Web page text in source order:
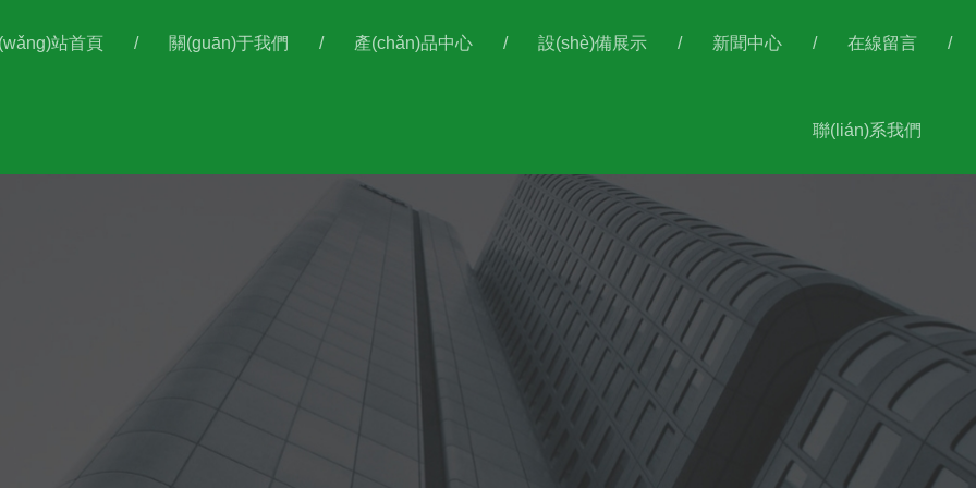
站首頁 / 關(guān)于我們 / 產(chǎn)品中心 / 設(shè)備展示 / 新聞中心 / 在線留言 /
聯(lián)系我們